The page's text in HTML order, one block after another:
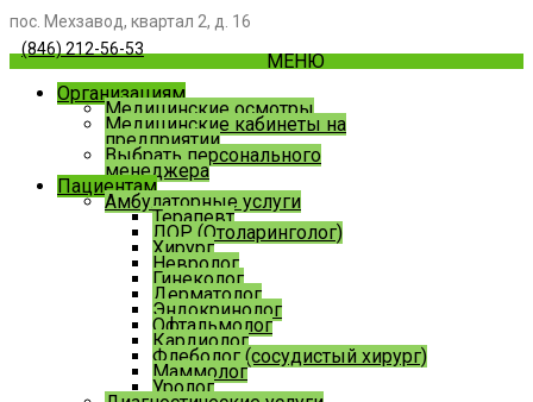
пос. Мехзавод, квартал 2, д. 16
(846) 212-56-53
МЕНЮ
Организациям
Медицинские осмотры
Медицинские кабинеты на
предприятии
Выбрать персонального
менеджера
Пациентам
Амбулаторные услуги
Терапевт
ЛОР (Отоларинголог)
Хирург
Невролог
Гинеколог
Дерматолог
Эндокринолог
Офтальмолог
Кардиолог
Флеболог (сосудистый хирург)
Маммолог
Уролог